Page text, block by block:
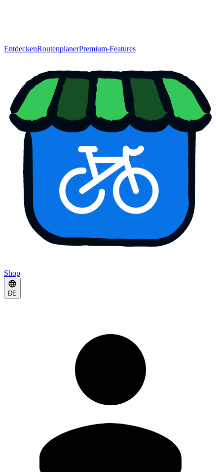
EntdeckenRoutenplanerPremium-Features
Shop
DE